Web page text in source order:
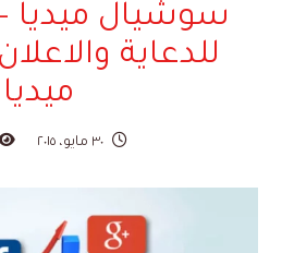
سوشيال ميديا
للدعاية
ميديا
٣٠ مايو، ٢٠١٥